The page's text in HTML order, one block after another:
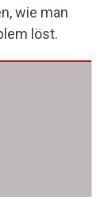
wie man
löst.